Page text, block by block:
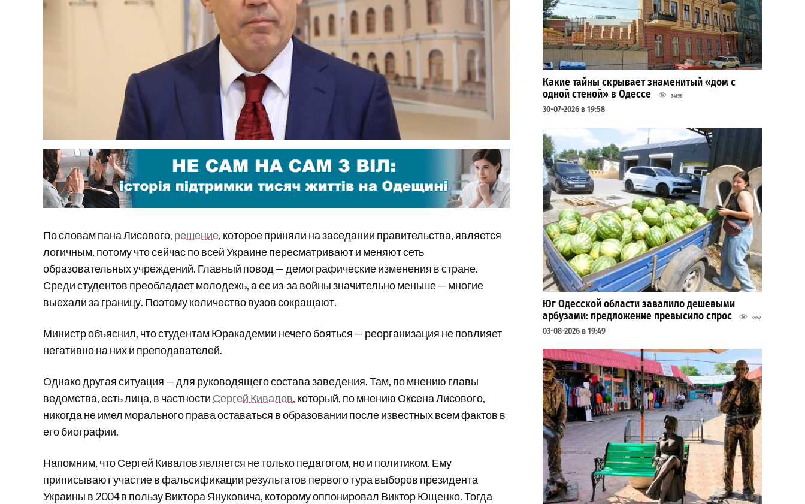
По словам пана Лисового, решение, которое приняли на заседании правительства, является
логичным, потому что сейчас по всей Украине пересматривают и меняют сеть
образовательных учреждений. Главный повод — демографические изменения в стране.
Среди студентов преобладает молодежь, а ее из-за войны значительно меньше — многие
выехали за границу. Поэтому количество вузов сокращают.
Министр объяснил, что студентам Юракадемии нечего бояться — реорганизация не повлияет
негативно на них и преподавателей.
Однако другая ситуация — для руководящего состава заведения. Там, по мнению главы
ведомства, есть лица, в частности Сергей Кивалов, который, по мнению Оксена Лисового,
никогда не имел морального права оставаться в образовании после известных всем фактов в
его биографии.
Напомним, что Сергей Кивалов является не только педагогом, но и политиком. Ему
приписывают участие в фальсификации результатов первого тура выборов президента
Украины в 2004 в пользу Виктора Януковича, которому оппонировал Виктор Ющенко. Тогда
Какие тайны скрывает знаменитый «дом с
одной стеной» в Одессе
34196
30-07-2026 в 19:58
Юг Одесской области завалило дешевыми
арбузами: предложение превысило спрос
3657
03-08-2026 в 19:49